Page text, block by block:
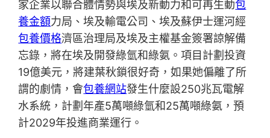
家企業以聯合體情勢與埃及新動力和可再生動包
養金額力局、埃及輸電公司、埃及蘇伊士運河經
包養價格濟區治理局及埃及主權基金簽署諒解備
忘錄，將在埃及開發綠氫和綠氨。項目計劃投資
19億美元，將建葉秋鎖很好奇，如果她偏離了所
謂的劇情，會包養網站發生什麼設250兆瓦電解
水系統，計劃年產5萬噸綠氫和25萬噸綠氨，預
計2029年投進商業運行。